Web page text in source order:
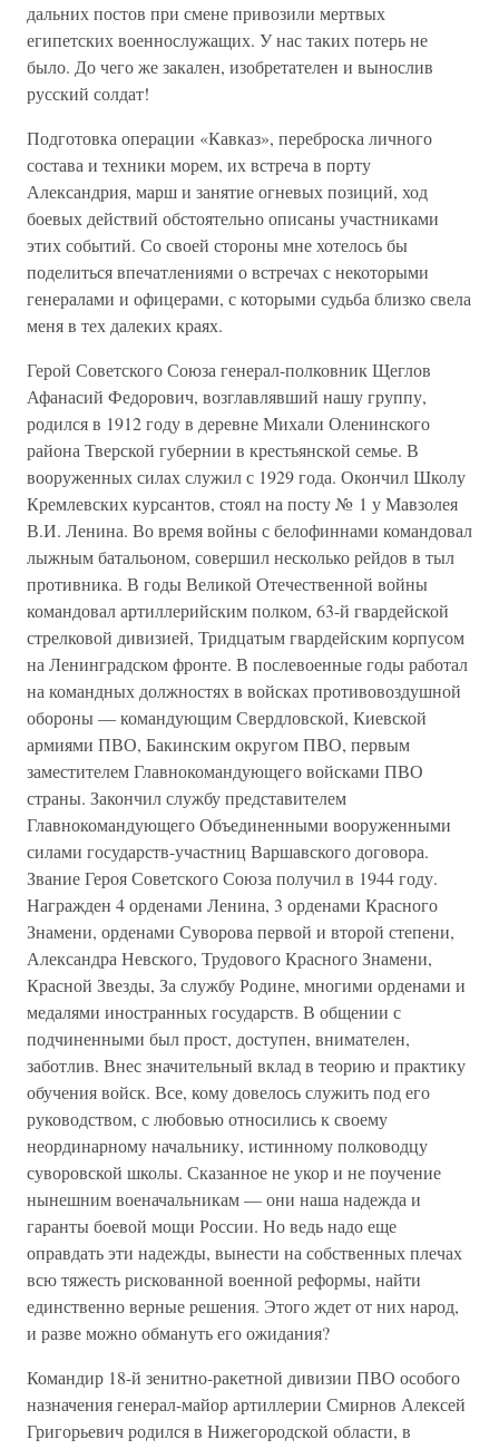
дальних постов при смене привозили мертвых
египетских военнослужащих. У нас таких потерь не
было. До чего же закален, изобретателен и вынослив
русский солдат!
Подготовка операции «Кавказ», переброска личного
состава и техники морем, их встреча в порту
Александрия, марш и занятие огневых позиций, ход
боевых действий обстоятельно описаны участниками
этих событий. Со своей стороны мне хотелось бы
поделиться впечатлениями о встречах с некоторыми
генералами и офицерами, с которыми судьба близко свела
меня в тех далеких краях.
Герой Советского Союза генерал-полковник Щеглов
Афанасий Федорович, возглавлявший нашу группу,
родился в 1912 году в деревне Михали Оленинского
района Тверской губернии в крестьянской семье. В
вооруженных силах служил с 1929 года. Окончил Школу
Кремлевских курсантов, стоял на посту № 1 у Мавзолея
В.И. Ленина. Во время войны с белофиннами командовал
лыжным батальоном, совершил несколько рейдов в тыл
противника. В годы Великой Отечественной войны
командовал артиллерийским полком, 63-й гвардейской
стрелковой дивизией, Тридцатым гвардейским корпусом
на Ленинградском фронте. В послевоенные годы работал
на командных должностях в войсках противовоздушной
обороны — командующим Свердловской, Киевской
армиями ПВО, Бакинским округом ПВО, первым
заместителем Главнокомандующего войсками ПВО
страны. Закончил службу представителем
Главнокомандующего Объединенными вооруженными
силами государств-участниц Варшавского договора.
Звание Героя Советского Союза получил в 1944 году.
Награжден 4 орденами Ленина, 3 орденами Красного
Знамени, орденами Суворова первой и второй степени,
Александра Невского, Трудового Красного Знамени,
Красной Звезды, За службу Родине, многими орденами и
медалями иностранных государств. В общении с
подчиненными был прост, доступен, внимателен,
заботлив. Внес значительный вклад в теорию и практику
обучения войск. Все, кому довелось служить под его
руководством, с любовью относились к своему
неординарному начальнику, истинному полководцу
суворовской школы. Сказанное не укор и не поучение
нынешним военачальникам — они наша надежда и
гаранты боевой мощи России. Но ведь надо еще
оправдать эти надежды, вынести на собственных плечах
всю тяжесть рискованной военной реформы, найти
единственно верные решения. Этого ждет от них народ,
и разве можно обмануть его ожидания?
Командир 18-й зенитно-ракетной дивизии ПВО особого
назначения генерал-майор артиллерии Смирнов Алексей
Григорьевич родился в Нижегородской области, в